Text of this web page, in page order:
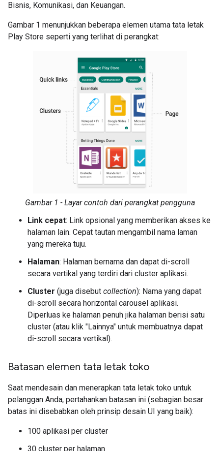
Bisnis, Komunikasi, dan Keuangan.
Gambar 1 menunjukkan beberapa elemen utama tata letak
Play Store seperti yang terlihat di perangkat:
Gambar 1 - Layar contoh dari perangkat pengguna
Link cepat: Link opsional yang memberikan akses ke
halaman lain. Cepat tautan mengambil nama laman
yang mereka tuju.
Halaman: Halaman bernama dan dapat di-scroll
secara vertikal yang terdiri dari cluster aplikasi.
Cluster (juga disebut collection): Nama yang dapat
di-scroll secara horizontal carousel aplikasi.
Diperluas ke halaman penuh jika halaman berisi satu
cluster (atau klik "Lainnya" untuk membuatnya dapat
di-scroll secara vertikal).
Batasan elemen tata letak toko
Saat mendesain dan menerapkan tata letak toko untuk
pelanggan Anda, pertahankan batasan ini (sebagian besar
batas ini disebabkan oleh prinsip desain UI yang baik):
100 aplikasi per cluster
30 cluster per halaman